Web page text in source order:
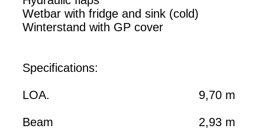
Wetbar with fridge and sink (cold)
Winterstand with GP cover
Specifications:
LOA. 9,70 m
Beam 2,93 m